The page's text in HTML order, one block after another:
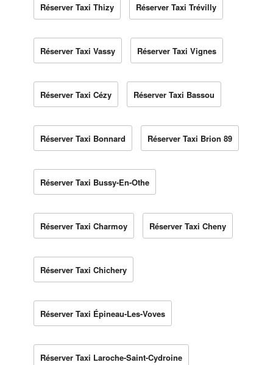
Réserver Taxi Thizy Réserver Taxi Trévilly
Réserver Taxi Vassy Réserver Taxi Vignes
Réserver Taxi Cézy Réserver Taxi Bassou
Réserver Taxi Bonnard Réserver Taxi Brion 89
Réserver Taxi Bussy-En-Othe
Réserver Taxi Charmoy Réserver Taxi Cheny
Réserver Taxi Chichery
Réserver Taxi Épineau-Les-Voves
Réserver Taxi Laroche-Saint-Cydroine